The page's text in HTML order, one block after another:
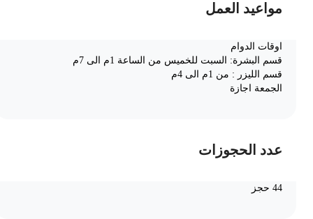
مواعيد العمل
اوقات الدوام
قسم البشرة: السبت للخميس من الساعة 1م الى 7م
قسم الليزر : من 1م الى 4م
الجمعة اجازة
عدد الحجوزات